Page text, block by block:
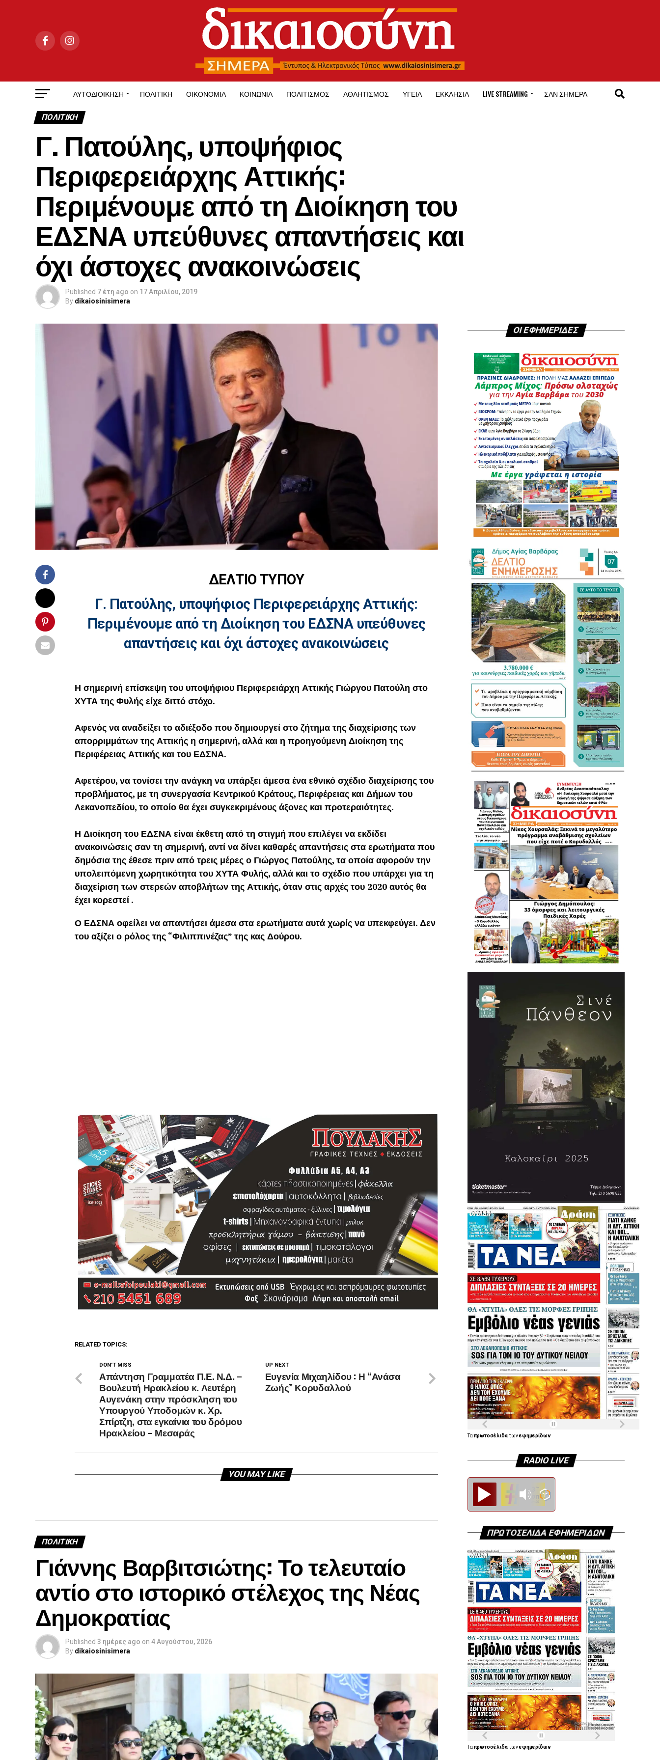
ΑΥΤΟΔΙΟΊΚΗΣΗ ΠΟΛΙΤΙΚΉ ΟΙΚΟΝΟΜΊΑ ΚΟΙΝΩΝΊΑ ΠΟΛΙΤΙΣΜΌΣ ΑΘΛΗΤΙΣΜΌΣ ΥΓΕΊΑ ΕΚΚΛΗΣΊΑ LIVE STREAMING ΣΑΝ ΣΉΜΕΡΑ
ΠΟΛΙΤΙΚΉ
Γ. Πατούλης, υποψήφιος
Περιφερειάρχης Αττικής:
Περιμένουμε από τη Διοίκηση του
ΕΔΣΝΑ υπεύθυνες απαντήσεις και
όχι άστοχες ανακοινώσεις
Published 7 έτη ago on 17 Απριλίου, 2019
By dikaiosinisimera
ΔΕΛΤΙΟ ΤΥΠΟΥ
Γ. Πατούλης, υποψήφιος Περιφερειάρχης Αττικής:
Περιμένουμε από τη Διοίκηση του ΕΔΣΝΑ υπεύθυνες
απαντήσεις και όχι άστοχες ανακοινώσεις
Η σημερινή επίσκεψη του υποψήφιου Περιφερειάρχη Αττικής Γιώργου Πατούλη στο
ΧΥΤΑ της Φυλής είχε διττό στόχο.
Αφενός να αναδείξει το αδιέξοδο που δημιουργεί στο ζήτημα της διαχείρισης των
απορριμμάτων της Αττικής η σημερινή, αλλά και η προηγούμενη Διοίκηση της
Περιφέρειας Αττικής και του ΕΔΣΝΑ.
Αφετέρου, να τονίσει την ανάγκη να υπάρξει άμεσα ένα εθνικό σχέδιο διαχείρισης του
προβλήματος, με τη συνεργασία Κεντρικού Κράτους, Περιφέρειας και Δήμων του
Λεκανοπεδίου, το οποίο θα έχει συγκεκριμένους άξονες και προτεραιότητες.
Η Διοίκηση του ΕΔΣΝΑ είναι έκθετη από τη στιγμή που επιλέγει να εκδίδει
ανακοινώσεις σαν τη σημερινή, αντί να δίνει καθαρές απαντήσεις στα ερωτήματα που
δημόσια της έθεσε πριν από τρεις μέρες ο Γιώργος Πατούλης, τα οποία αφορούν την
υπολειπόμενη χωρητικότητα του ΧΥΤΑ Φυλής, αλλά και το σχέδιο που υπάρχει για τη
διαχείριση των στερεών αποβλήτων της Αττικής, όταν στις αρχές του 2020 αυτός θα
έχει κορεστεί .
Ο ΕΔΣΝΑ οφείλει να απαντήσει άμεσα στα ερωτήματα αυτά χωρίς να υπεκφεύγει. Δεν
του αξίζει ο ρόλος της “Φιλιππινέζας” της κας Δούρου.
RELATED TOPICS:
UP NEXT
Ευγενία Μιχαηλίδου : Η “Ανάσα
Ζωής” Κορυδαλλού
DON'T MISS
Απάντηση Γραμματέα Π.Ε. Ν.Δ. –
Βουλευτή Ηρακλείου κ. Λευτέρη
Αυγενάκη στην πρόσκληση του
Υπουργού Υποδομών κ. Χρ.
Σπίρτζη, στα εγκαίνια του δρόμου
Ηρακλείου – Μεσαράς
YOU MAY LIKE
ΠΟΛΙΤΙΚΉ
Γιάννης Βαρβιτσιώτης: Το τελευταίο
αντίο στο ιστορικό στέλεχος της Νέας
Δημοκρατίας
Published 3 ημέρες ago on 4 Αυγούστου, 2026
By dikaiosinisimera
ΟΙ ΕΦΗΜΕΡΙΔΕΣ
Ταπρωτοσέλιδατωνεφημερίδων
RADIO LIVE
ΠΡΩΤΟΣΕΛΙΔΑ ΕΦΗΜΕΡΙΔΩΝ
Ταπρωτοσέλιδατωνεφημερίδων